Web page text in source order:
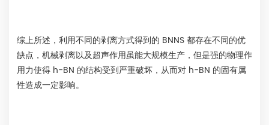
综上所述，利用不同的剥离方式得到的 BNNS 都存在不同的优
缺点，机械剥离以及超声作用虽能大规模生产，但是强的物理作
用力使得 h-BN 的结构受到严重破坏，从而对 h-BN 的固有属
性造成一定影响。